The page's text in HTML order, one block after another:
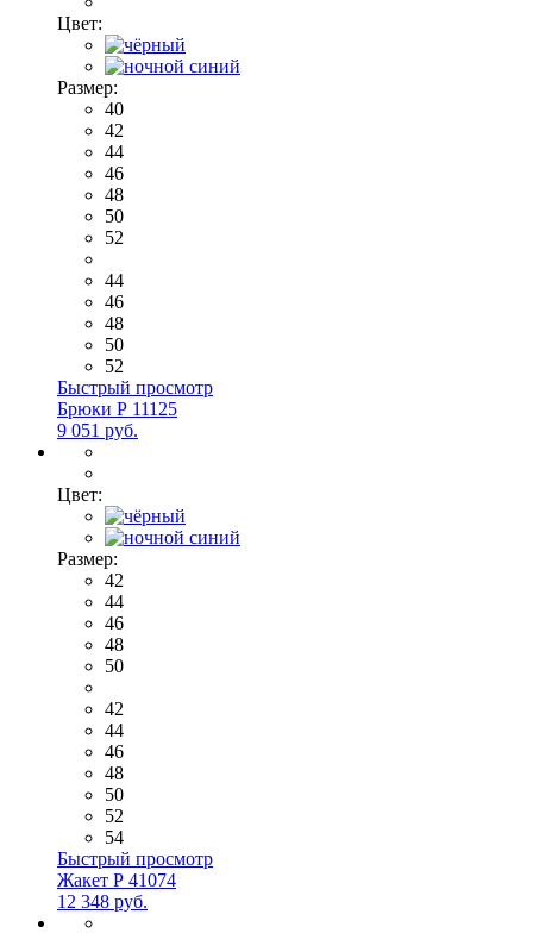
Цвет:
Размер:
40
42
44
46
48
50
52
44
46
48
50
52
Быстрый просмотр
Брюки Р 11125
9 051 руб.
Цвет:
Размер:
42
44
46
48
50
42
44
46
48
50
52
54
Быстрый просмотр
Жакет Р 41074
12 348 руб.